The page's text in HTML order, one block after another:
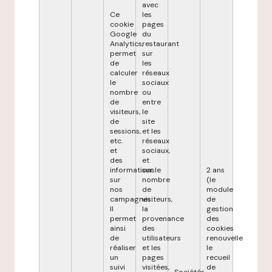
Ce
cookie
Google
Analytics,
permet
de
calculer
le
nombre
de
visiteurs,
de
sessions,
etc.
et
des
informations
sur
nos
campagnes.
Il
permet
ainsi
de
réaliser
un
suivi
avec
les
pages
du
restaurant
sur
les
réseaux
sociaux
ou
entre
le
site
et les
réseaux
sociaux,
et
sur le
nombre
de
visiteurs,
la
provenance
des
utilisateurs
et les
pages
visitées,
2 ans
(le
module
de
gestion
des
cookies
renouvelle
le
recueil
de